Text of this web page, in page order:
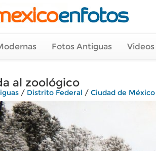
Fotos Antiguas
al zoológico
/ Distrito Federal / Ciudad de México